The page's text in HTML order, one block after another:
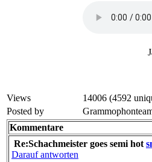
Views
14006 (4592
Posted by
Kommentare
Re:Schachmeister goes semi hot
Darauf antworten